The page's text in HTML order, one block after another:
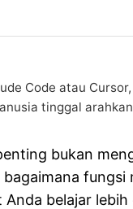
Code atau
tinggal
bukan
belajar